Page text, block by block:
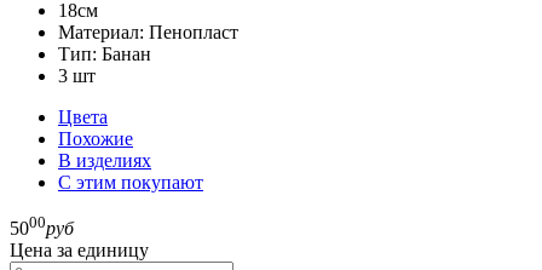
18см
Материал: Пенопласт
Тип: Банан
3 шт
Цвета
Похожие
В изделиях
С этим покупают
5000руб
Цена за единицу